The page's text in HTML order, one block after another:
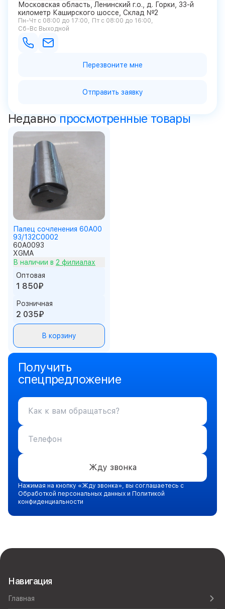
Московская область, Ленинский г.о., д. Горки, 33-й
километр Каширского шоссе, Склад №2
Пн-Чт с 08:00 до 17:00
Пт с 08:00 до 16:00
Сб-Вс Выходной
Перезвоните мне
Отправить заявку
Недавно просмотренные товары
Палец сочленения 60A00
93/132С0002
60A0093
XGMA
В наличии в 2 филиалах
Оптовая
1 850₽
Розничная
2 035₽
В корзину
Получить
спецпредложение
Жду звонка
Нажимая на кнопку «Жду звонка», вы соглашаетесь с
Обработкой персональных данных и Политикой
конфиденциальности
Навигация
Главная